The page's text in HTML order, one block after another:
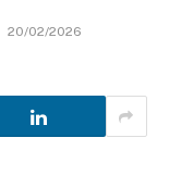
20/02/2026